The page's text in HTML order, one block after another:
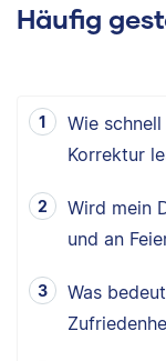
Häufig
Wie
Korrektur
Wird mein
und an
Was